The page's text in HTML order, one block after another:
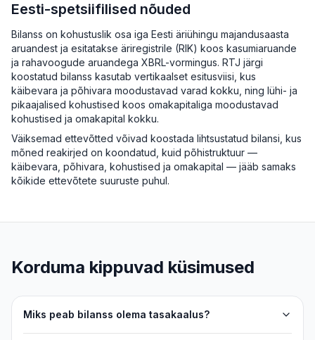
Eesti-spetsiifilised nõuded
Bilanss on kohustuslik osa iga Eesti äriühingu majandusaasta
aruandest ja esitatakse äriregistrile (RIK) koos kasumiaruande
ja rahavoogude aruandega XBRL-vormingus. RTJ järgi
koostatud bilanss kasutab vertikaalset esitusviisi, kus
käibevara ja põhivara moodustavad varad kokku, ning lühi- ja
pikaajalised kohustised koos omakapitaliga moodustavad
kohustised ja omakapital kokku.
Väiksemad ettevõtted võivad koostada lihtsustatud bilansi, kus
mõned reakirjed on koondatud, kuid põhistruktuur —
käibevara, põhivara, kohustised ja omakapital — jääb samaks
kõikide ettevõtete suuruste puhul.
Korduma kippuvad küsimused
Miks peab bilanss olema tasakaalus?